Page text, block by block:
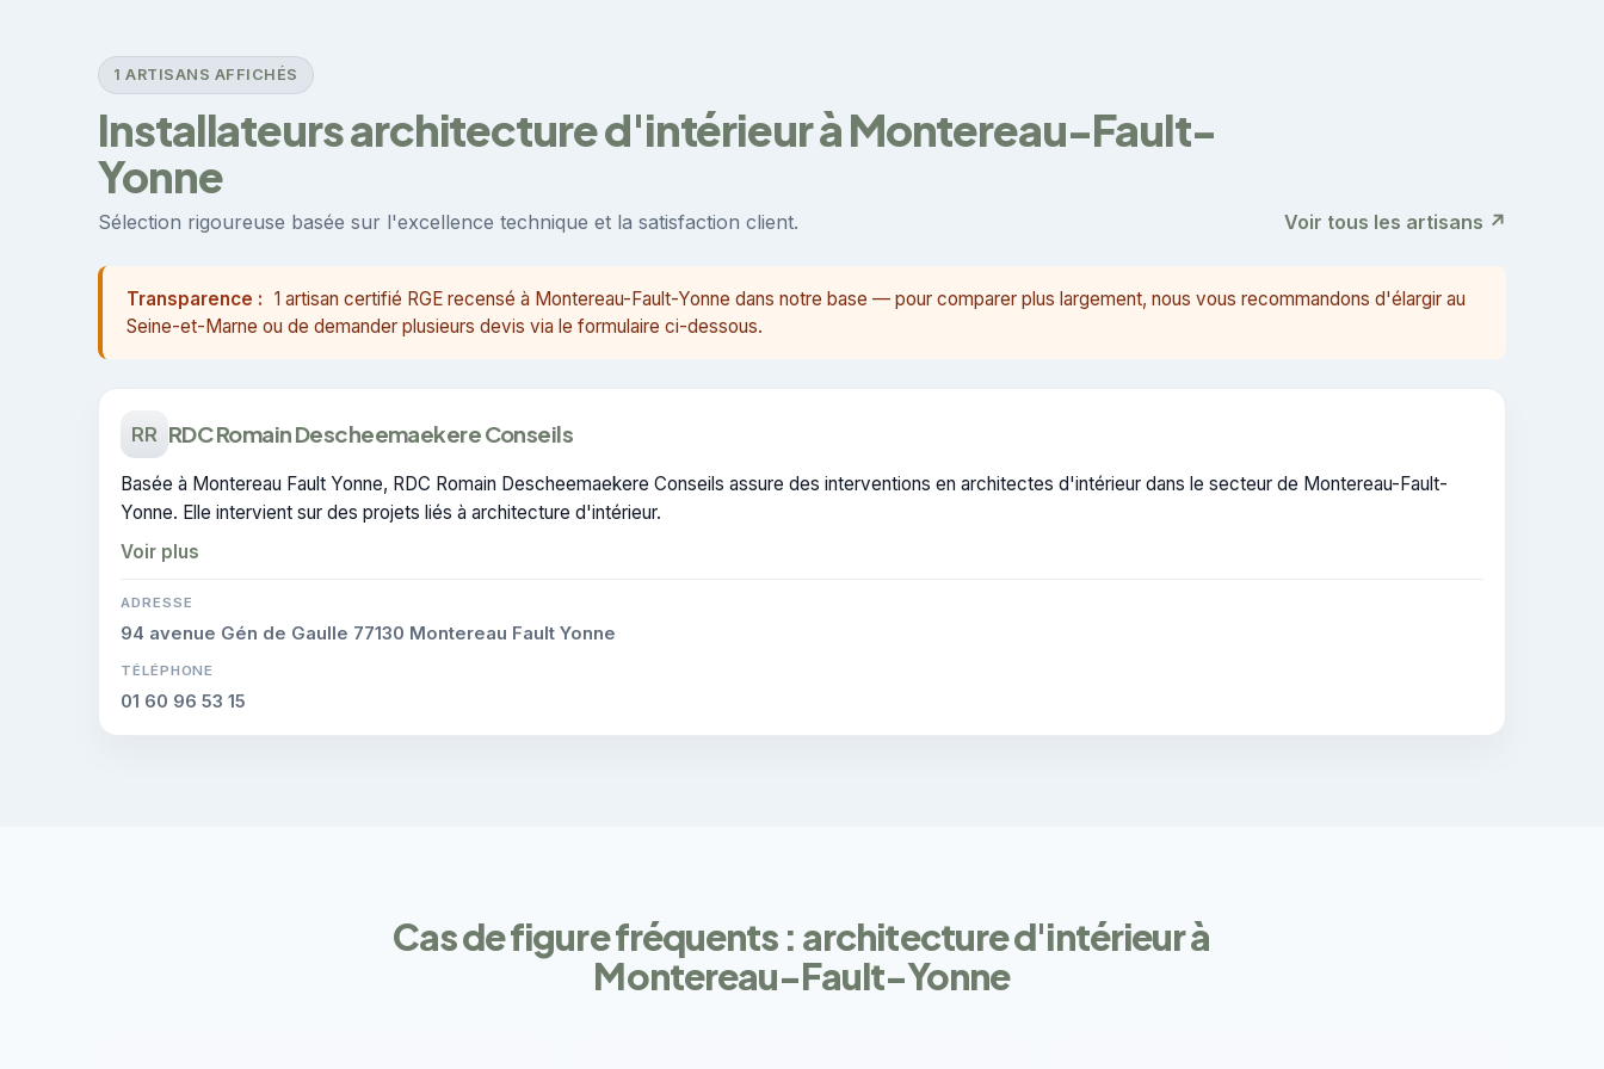
1 ARTISANS AFFICHÉS
Installateurs architecture d'intérieur à Montereau-Fault-
Yonne
Sélection rigoureuse basée sur l'excellence technique et la satisfaction client. Voir tous les artisans ↗
Transparence : 1 artisan certifié RGE recensé à Montereau-Fault-Yonne dans notre base — pour comparer plus largement, nous vous recommandons d'élargir au
Seine-et-Marne ou de demander plusieurs devis via le formulaire ci-dessous.
RR RDC Romain Descheemaekere Conseils
Basée à Montereau Fault Yonne, RDC Romain Descheemaekere Conseils assure des interventions en architectes d'intérieur dans le secteur de Montereau-Fault-
Yonne. Elle intervient sur des projets liés à architecture d'intérieur.
Voir plus
ADRESSE
94 avenue Gén de Gaulle 77130 Montereau Fault Yonne
TÉLÉPHONE
01 60 96 53 15
Cas de figure fréquents : architecture d'intérieur à
Montereau-Fault-Yonne